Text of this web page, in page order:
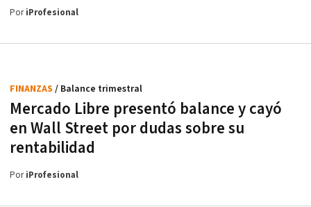
PoriProfesional
Mercado Libre presentó balance y cayó
en Wall Street por dudas sobre su
rentabilidad
FINANZAS / Balance trimestral
PoriProfesional